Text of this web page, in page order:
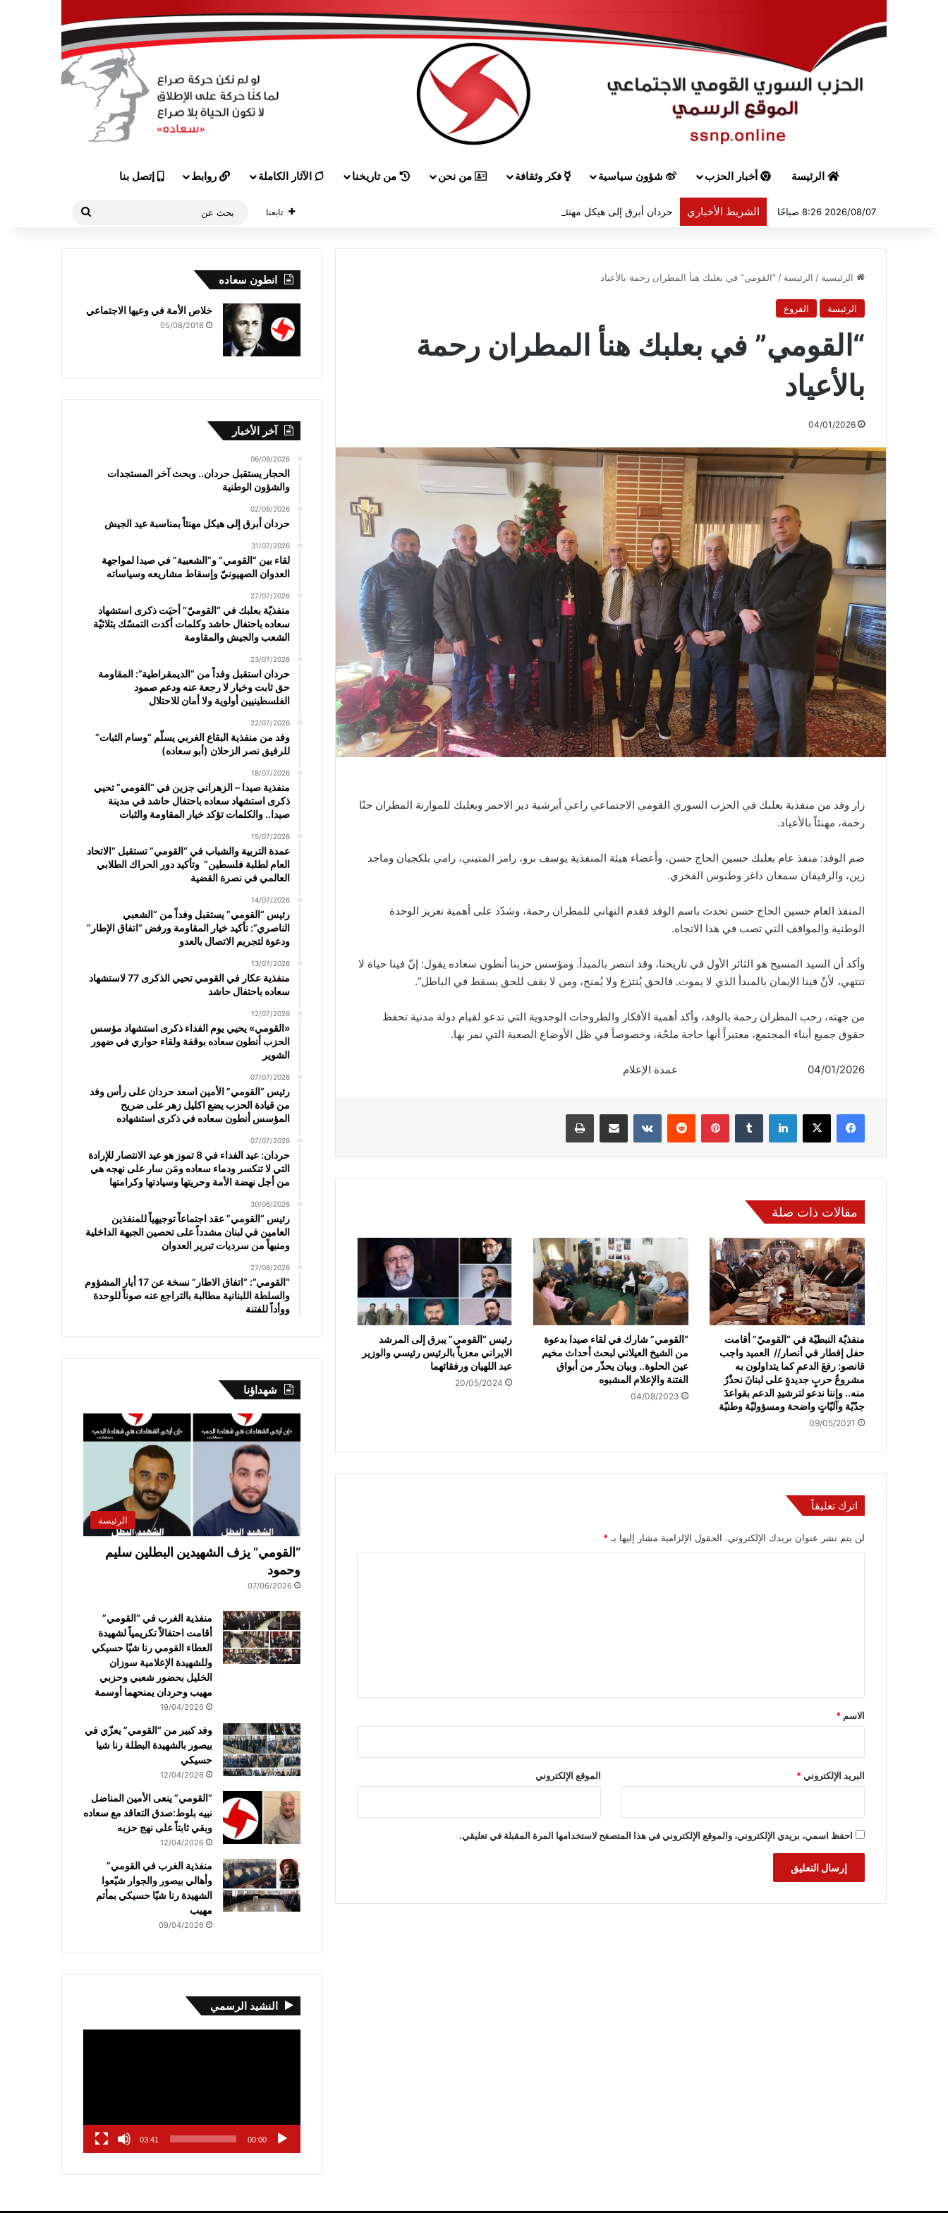
الرئيسة أخبار الحزب شؤون سياسية فكر وثقافة من نحن من تاريخنا الآثار الكاملة روابط إتصل بنا
2026/08/07 8:26 صباحًا الشريط الأخباري حردان أبرق إلى هيكل مهنئاً بمناسبة عيد الجيش تابعنا
الرئيسية / الرئيسة / “القومي” في بعلبك هنأ المطران رحمة بالأعياد
الرئيسة الفروع
“القومي” في بعلبك هنأ المطران رحمة
بالأعياد
04/01/2026
زار وفد من منفذية بعلبك في الحزب السوري القومي الاجتماعي راعي أبرشية دير الاحمر وبعلبك للموارنة المطران حنّا
رحمة، مهنئاً بالأعياد.
ضم الوفد: منفذ عام بعلبك حسين الحاج حسن، وأعضاء هيئة المنفذية يوسف برو، رامز المتيني، رامي بلكجيان وماجد
زين، والرفيقان سمعان داغر وطنوس الفخري.
المنفذ العام حسين الحاج حسن تحدث باسم الوفد فقدم التهاني للمطران رحمة، وشدّد على أهمية تعزيز الوحدة
الوطنية والمواقف التي تصب في هذا الاتجاه.
وأكد أن السيد المسيح هو الثائر الأول في تاريخنا، وقد انتصر بالمبدأ. ومؤسس حزبنا أنطون سعاده يقول: إنّ فينا حياة لا
تنتهي، لأنّ فينا الإيمان بالمبدأ الذي لا يموت. فالحق يُنتزع ولا يُمنح، ومن لا يقف للحق يسقط في الباطل”.
من جهته، رحب المطران رحمة بالوفد، وأكد أهمية الأفكار والطروحات الوحدوية التي تدعو لقيام دولة مدنية تحفظ
حقوق جميع أبناء المجتمع، معتبراً أنها حاجة ملحّة، وخصوصاً في ظل الأوضاع الصعبة التي نمر بها.
04/01/2026 عمدة الإعلام
فيسبوك لينكدإن بينتيريست
مقالات ذات صلة
منفذيّة النبطيّة في “القوميّ” أقامت
حفل إفطار في أنصار// العميد واجب
قانصو: رفعَ الدعمِ كما يتداولون به
مشروعُ حربٍ جديدةٍ على لبنانَ نحذّرُ
منه.. وإننا ندعو لترشيدِ الدعم بقواعدَ
جدّيّة وآليّاتٍ واضحة ومسؤوليّة وطنيّة
09/05/2021
“القومي” شارك في لقاء صيدا بدعوة
من الشيخ العيلاني لبحث أحداث مخيم
عين الحلوة.. وبيان يحذّر من أبواق
الفتنة والإعلام المشبوه
04/08/2023
رئيس “القومي” يبرق إلى المرشد
الايراني معزياً بالرئيس رئيسي والوزير
عبد اللهيان ورفقائهما
20/05/2024
اترك تعليقاً
لن يتم نشر عنوان بريدك الإلكتروني. الحقول الإلزامية مشار إليها بـ *
*
الاسم *
البريد الإلكتروني* الموقع الإلكتروني
احفظ اسمي، بريدي الإلكتروني، والموقع الإلكتروني في هذا المتصفح لاستخدامها المرة المقبلة في تعليقي.
انطون سعاده
خلاص الأمة في وعيها الاجتماعي
05/08/2018
آخر الأخبار
06/08/2026
الحجار يستقبل حردان.. وبحث آخر المستجدات
والشؤون الوطنية
02/08/2026
حردان أبرق إلى هيكل مهنئاً بمناسبة عيد الجيش
31/07/2026
لقاء بين “القومي” و”الشعبية” في صيدا لمواجهة
العدوان الصهيونيّ وإسقاط مشاريعه وسياساته
27/07/2026
منفذيّة بعلبك في “القوميّ” أحيَت ذكرى استشهاد
سعاده باحتفال حاشد وكلمات أكدت التمسّك بثلاثيّة
الشعب والجيش والمقاومة
23/07/2026
حردان استقبل وفداً من “الديمقراطية”: المقاومة
حق ثابت وخيار لا رجعة عنه ودعم صمود
الفلسطينيين أولوية ولا أمان للاحتلال
22/07/2026
وفد من منفذية البقاع الغربي يسلّم “وسام الثبات”
للرفيق نصر الزحلان (أبو سعاده)
18/07/2026
منفذية صيدا – الزهراني جزين في “القومي” تحيي
ذكرى استشهاد سعاده باحتفال حاشد في مدينة
صيدا.. والكلمات تؤكد خيار المقاومة والثبات
15/07/2026
عمدة التربية والشباب في “القومي” تستقبل “الاتحاد
العام لطلبة فلسطين” وتأكيد دور الحراك الطلابي
العالمي في نصرة القضية
14/07/2026
رئيس “القومي” يستقبل وفداً من “الشعبي
الناصري”: تأكيد خيار المقاومة ورفض “اتفاق الإطار”
ودعوة لتجريم الاتصال بالعدو
13/07/2026
منفذية عكار في القومي تحيي الذكرى 77 لاستشهاد
سعاده باحتفال حاشد
12/07/2026
«القومي» يحيي يوم الفداء ذكرى استشهاد مؤسس
الحزب أنطون سعاده بوقفة ولقاء حواري في ضهور
الشوير
07/07/2026
رئيس “القومي” الأمين اسعد حردان على رأس وفد
من قيادة الحزب يضع اكليل زهر على ضريح
المؤسس أنطون سعاده في ذكرى استشهاده
07/07/2026
حردان: عيد الفداء في 8 تموز هو عيد الانتصار للإرادة
التي لا تنكسر ودماء سعاده ومَن سار على نهجه هي
من أجل نهضة الأمة وحريتها وسيادتها وكرامتها
30/06/2026
رئيس “القومي” عقد اجتماعاً توجيهياً للمنفذين
العامين في لبنان مشدداً على تحصين الجبهة الداخلية
ومنبهاً من سرديات تبرير العدوان
27/06/2026
“القومي”: “اتفاق الاطار” نسخة عن 17 أيار المشؤوم
والسلطة اللبنانية مطالبة بالتراجع عنه صوناً للوحدة
ووأداً للفتنة
شهداؤنا
الرئيسة
“القومي” يزف الشهيدين البطلين سليم
وحمود
07/06/2026
منفذية الغرب في “القومي”
أقامت احتفالاً تكريمياً لشهيدة
العطاء القومي رنا شيّا حسيكي
وللشهيدة الإعلامية سوزان
الخليل بحضور شعبي وحزبي
مهيب وحردان يمنحهما أوسمة
19/04/2026
وفد كبير من “القومي” يعزّي في
بيصور بالشهيدة البطلة رنا شيا
حسيكي
12/04/2026
“القومي” ينعى الأمين المناضل
نبيه بلوط:صدق التعاقد مع سعاده
وبقي ثابتاً على نهج حزبه
12/04/2026
منفذية الغرب في القومي”
وأهالي بيصور والجوار شيّعوا
الشهيدة رنا شيّا حسيكي بمأتم
مهيب
09/04/2026
النشيد الرسمي
00:00
03:41